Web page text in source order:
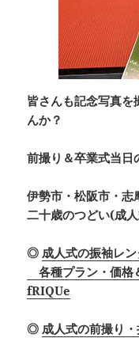
皆さんも記念写真
んか？
前撮り＆卒業式当
伊勢市・松阪市・志
二十歳のつどい(成
◎ 成人式の振袖レ
各種プラン・価格
fRIQUe
◎ 成人式の前撮り